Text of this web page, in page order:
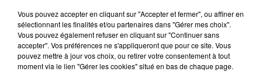
7 août 2026
NOS IDÉES DE SORTIE POUR CE WEEK-END
Comme tous les vendredis, voici une petite sélection des
rendez-vous à ne pas manquer dans le coin. Que vous ayez
Vous pouvez accepter en cliquant sur "Accepter et fermer", ou affiner en
sélectionnant les finalités et/ou partenaires dans "Gérer mes choix".
Vous pouvez également refuser en cliquant sur "Continuer sans
accepter". Vos préférences ne s'appliqueront que pour ce site. Vous
pouvez mettre à jour vos choix, ou retirer votre consentement à tout
moment via le lien "Gérer les cookies" situé en bas de chaque page.